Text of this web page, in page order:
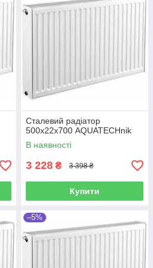
Сталевий радіатор
500х22х700 AQUATECHnik
В наявності
3 228 ₴ 3 398 ₴
Купити
–5%